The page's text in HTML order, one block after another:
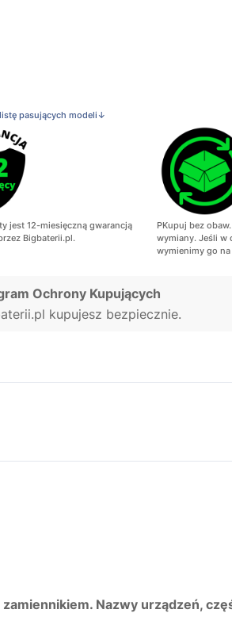
pasujących modeli↓
jest 12-miesięczną gwarancją
Bigbaterii.pl.
PKupuj bez
wymiany. Jeśli w
wymienimy go
Ochrony Kupujących
kupujesz bezpiecznie.
Nazwy urządzeń,